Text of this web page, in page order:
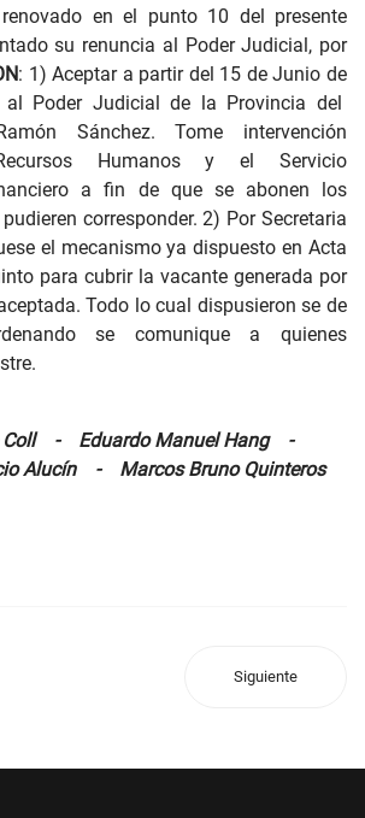
en el punto 10 del presente
su renuncia al Poder Judicial, por
: 1) Aceptar a partir del 15 de Junio de
Poder Judicial de la Provincia del
Sánchez. Tome intervención
Humanos y el Servicio
a fin de que se abonen los
corresponder. 2) Por Secretaria
el mecanismo ya dispuesto en Acta
para cubrir la vacante generada por
Todo lo cual dispusieron se de
se comunique a quienes
Coll - Eduardo Manuel Hang -
Alucín - Marcos Bruno Quinteros
Siguiente